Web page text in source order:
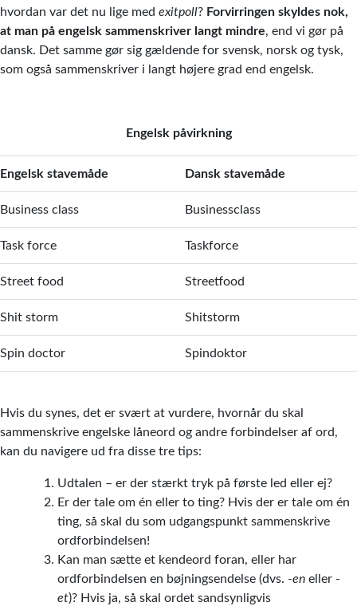
hvordan var det nu lige med exitpoll? Forvirringen skyldes nok,
at man på engelsk sammenskriver langt mindre, end vi gør på
dansk. Det samme gør sig gældende for svensk, norsk og tysk,
som også sammenskriver i langt højere grad end engelsk.
Engelsk påvirkning
Engelsk stavemåde Dansk stavemåde
Business class Businessclass
Task force Taskforce
Street food Streetfood
Shit storm Shitstorm
Spin doctor Spindoktor
Hvis du synes, det er svært at vurdere, hvornår du skal
sammenskrive engelske låneord og andre forbindelser af ord,
kan du navigere ud fra disse tre tips:
Udtalen – er der stærkt tryk på første led eller ej?
Er der tale om én eller to ting? Hvis der er tale om én
ting, så skal du som udgangspunkt sammenskrive
ordforbindelsen!
Kan man sætte et kendeord foran, eller har
ordforbindelsen en bøjningsendelse (dvs. -en eller -
et)? Hvis ja, så skal ordet sandsynligvis